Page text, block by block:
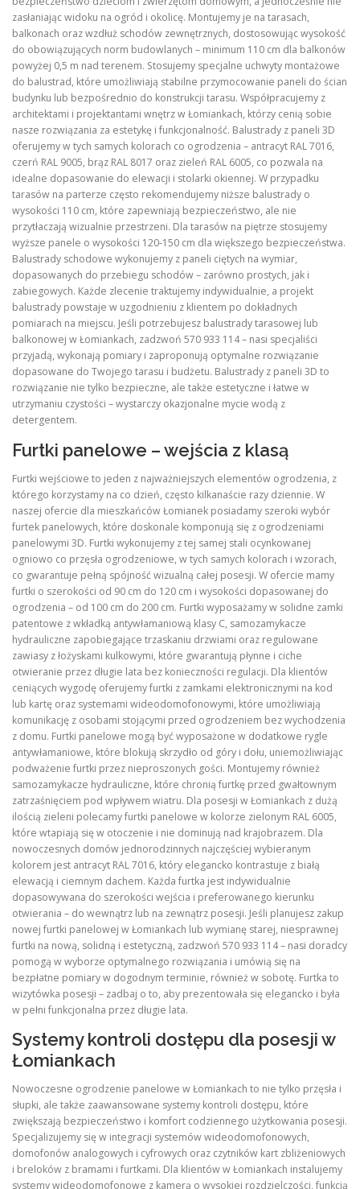
zasłaniając widoku na ogród i okolicę. Montujemy je na tarasach,
balkonach oraz wzdłuż schodów zewnętrznych, dostosowując wysokość
do obowiązujących norm budowlanych – minimum 110 cm dla balkonów
powyżej 0,5 m nad terenem. Stosujemy specjalne uchwyty montażowe
do balustrad, które umożliwiają stabilne przymocowanie paneli do ścian
budynku lub bezpośrednio do konstrukcji tarasu. Współpracujemy z
architektami i projektantami wnętrz w Łomiankach, którzy cenią sobie
nasze rozwiązania za estetykę i funkcjonalność. Balustrady z paneli 3D
oferujemy w tych samych kolorach co ogrodzenia – antracyt RAL 7016,
czerń RAL 9005, brąz RAL 8017 oraz zieleń RAL 6005, co pozwala na
idealne dopasowanie do elewacji i stolarki okiennej. W przypadku
tarasów na parterze często rekomendujemy niższe balustrady o
wysokości 110 cm, które zapewniają bezpieczeństwo, ale nie
przytłaczają wizualnie przestrzeni. Dla tarasów na piętrze stosujemy
wyższe panele o wysokości 120-150 cm dla większego bezpieczeństwa.
Balustrady schodowe wykonujemy z paneli ciętych na wymiar,
dopasowanych do przebiegu schodów – zarówno prostych, jak i
zabiegowych. Każde zlecenie traktujemy indywidualnie, a projekt
balustrady powstaje w uzgodnieniu z klientem po dokładnych
pomiarach na miejscu. Jeśli potrzebujesz balustrady tarasowej lub
balkonowej w Łomiankach, zadzwoń 570 933 114 – nasi specjaliści
przyjadą, wykonają pomiary i zaproponują optymalne rozwiązanie
dopasowane do Twojego tarasu i budżetu. Balustrady z paneli 3D to
rozwiązanie nie tylko bezpieczne, ale także estetyczne i łatwe w
utrzymaniu czystości – wystarczy okazjonalne mycie wodą z
detergentem.
Furtki panelowe – wejścia z klasą
Furtki wejściowe to jeden z najważniejszych elementów ogrodzenia, z
którego korzystamy na co dzień, często kilkanaście razy dziennie. W
naszej ofercie dla mieszkańców Łomianek posiadamy szeroki wybór
furtek panelowych, które doskonale komponują się z ogrodzeniami
panelowymi 3D. Furtki wykonujemy z tej samej stali ocynkowanej
ogniowo co przęsła ogrodzeniowe, w tych samych kolorach i wzorach,
co gwarantuje pełną spójność wizualną całej posesji. W ofercie mamy
furtki o szerokości od 90 cm do 120 cm i wysokości dopasowanej do
ogrodzenia – od 100 cm do 200 cm. Furtki wyposażamy w solidne zamki
patentowe z wkładką antywłamaniową klasy C, samozamykacze
hydrauliczne zapobiegające trzaskaniu drzwiami oraz regulowane
zawiasy z łożyskami kulkowymi, które gwarantują płynne i ciche
otwieranie przez długie lata bez konieczności regulacji. Dla klientów
ceniących wygodę oferujemy furtki z zamkami elektronicznymi na kod
lub kartę oraz systemami wideodomofonowymi, które umożliwiają
komunikację z osobami stojącymi przed ogrodzeniem bez wychodzenia
z domu. Furtki panelowe mogą być wyposażone w dodatkowe rygle
antywłamaniowe, które blokują skrzydło od góry i dołu, uniemożliwiając
podważenie furtki przez nieproszonych gości. Montujemy również
samozamykacze hydrauliczne, które chronią furtkę przed gwałtownym
zatrzaśnięciem pod wpływem wiatru. Dla posesji w Łomiankach z dużą
ilością zieleni polecamy furtki panelowe w kolorze zielonym RAL 6005,
które wtapiają się w otoczenie i nie dominują nad krajobrazem. Dla
nowoczesnych domów jednorodzinnych najczęściej wybieranym
kolorem jest antracyt RAL 7016, który elegancko kontrastuje z białą
elewacją i ciemnym dachem. Każda furtka jest indywidualnie
dopasowywana do szerokości wejścia i preferowanego kierunku
otwierania – do wewnątrz lub na zewnątrz posesji. Jeśli planujesz zakup
nowej furtki panelowej w Łomiankach lub wymianę starej, niesprawnej
furtki na nową, solidną i estetyczną, zadzwoń 570 933 114 – nasi doradcy
pomogą w wyborze optymalnego rozwiązania i umówią się na
bezpłatne pomiary w dogodnym terminie, również w sobotę. Furtka to
wizytówka posesji – zadbaj o to, aby prezentowała się elegancko i była
w pełni funkcjonalna przez długie lata.
Systemy kontroli dostępu dla posesji w
Łomiankach
Nowoczesne ogrodzenie panelowe w Łomiankach to nie tylko przęsła i
słupki, ale także zaawansowane systemy kontroli dostępu, które
zwiększają bezpieczeństwo i komfort codziennego użytkowania posesji.
Specjalizujemy się w integracji systemów wideodomofonowych,
domofonów analogowych i cyfrowych oraz czytników kart zbliżeniowych
i breloków z bramami i furtkami. Dla klientów w Łomiankach instalujemy
systemy wideodomofonowe z kamerą o wysokiej rozdzielczości, funkcją